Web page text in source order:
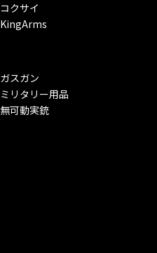
コクサイ
KingArms
ガスガン
ミリタリー用品
無可動実銃